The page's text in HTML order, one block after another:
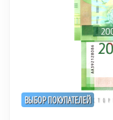
ВЫБОР ПОКУПАТЕЛЕЙ